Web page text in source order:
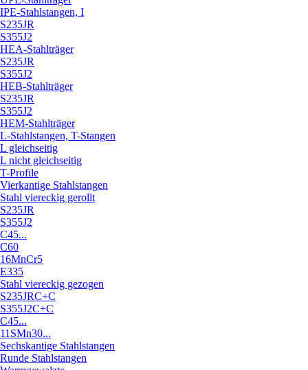
IPE-Stahlstangen, I
S235JR
S355J2
HEA-Stahlträger
S235JR
S355J2
HEB-Stahlträger
S235JR
S355J2
HEM-Stahlträger
L-Stahlstangen, T-Stangen
L gleichseitig
L nicht gleichseitig
T-Profile
Vierkantige Stahlstangen
Stahl viereckig gerollt
S235JR
S355J2
C45...
C60
16MnCr5
E335
Stahl viereckig gezogen
S235JRC+C
S355J2C+C
C45...
11SMn30...
Sechskantige Stahlstangen
Runde Stahlstangen